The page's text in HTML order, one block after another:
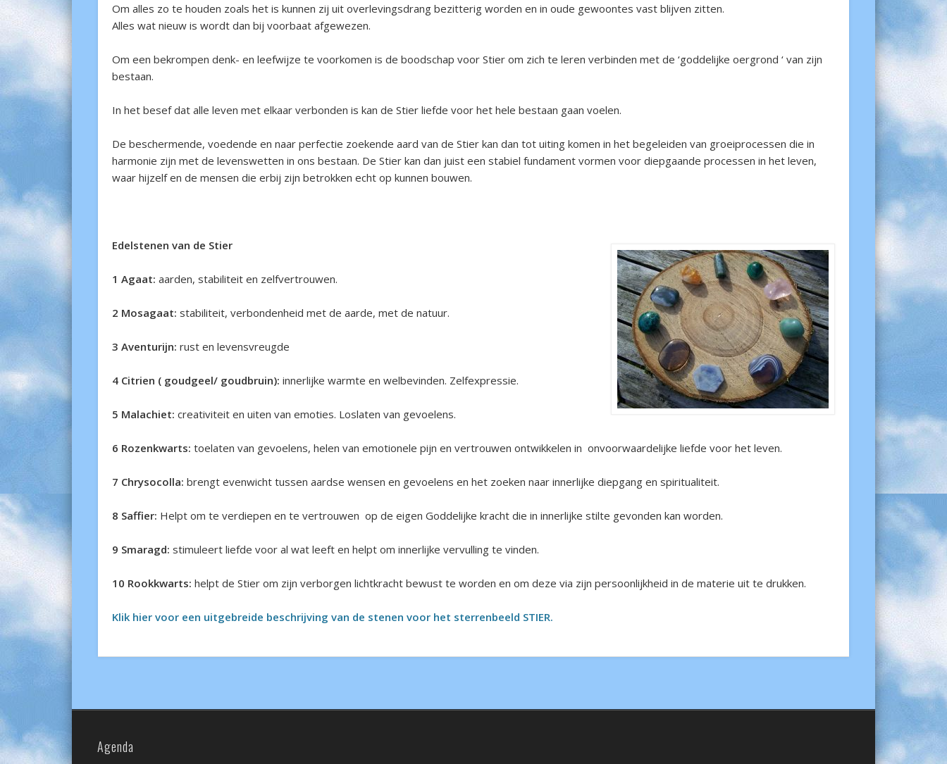
Om alles zo te houden zoals het is kunnen zij uit overlevingsdrang bezitterig worden en in oude gewoontes vast blijven zitten.
Alles wat nieuw is wordt dan bij voorbaat afgewezen.
Om een bekrompen denk- en leefwijze te voorkomen is de boodschap voor Stier om zich te leren verbinden met de ‘goddelijke oergrond ‘ van zijn
bestaan.
In het besef dat alle leven met elkaar verbonden is kan de Stier liefde voor het hele bestaan gaan voelen.
De beschermende, voedende en naar perfectie zoekende aard van de Stier kan dan tot uiting komen in het begeleiden van groeiprocessen die in
harmonie zijn met de levenswetten in ons bestaan. De Stier kan dan juist een stabiel fundament vormen voor diepgaande processen in het leven,
waar hijzelf en de mensen die erbij zijn betrokken echt op kunnen bouwen.
Edelstenen van de Stier
1 Agaat: aarden, stabiliteit en zelfvertrouwen.
2 Mosagaat: stabiliteit, verbondenheid met de aarde, met de natuur.
3 Aventurijn: rust en levensvreugde
4 Citrien ( goudgeel/ goudbruin): innerlijke warmte en welbevinden. Zelfexpressie.
5 Malachiet: creativiteit en uiten van emoties. Loslaten van gevoelens.
6 Rozenkwarts: toelaten van gevoelens, helen van emotionele pijn en vertrouwen ontwikkelen in onvoorwaardelijke liefde voor het leven.
7 Chrysocolla: brengt evenwicht tussen aardse wensen en gevoelens en het zoeken naar innerlijke diepgang en spiritualiteit.
8 Saffier: Helpt om te verdiepen en te vertrouwen op de eigen Goddelijke kracht die in innerlijke stilte gevonden kan worden.
9 Smaragd: stimuleert liefde voor al wat leeft en helpt om innerlijke vervulling te vinden.
10 Rookkwarts: helpt de Stier om zijn verborgen lichtkracht bewust te worden en om deze via zijn persoonlijkheid in de materie uit te drukken.
Klik hier voor een uitgebreide beschrijving van de stenen voor het sterrenbeeld STIER.
Agenda